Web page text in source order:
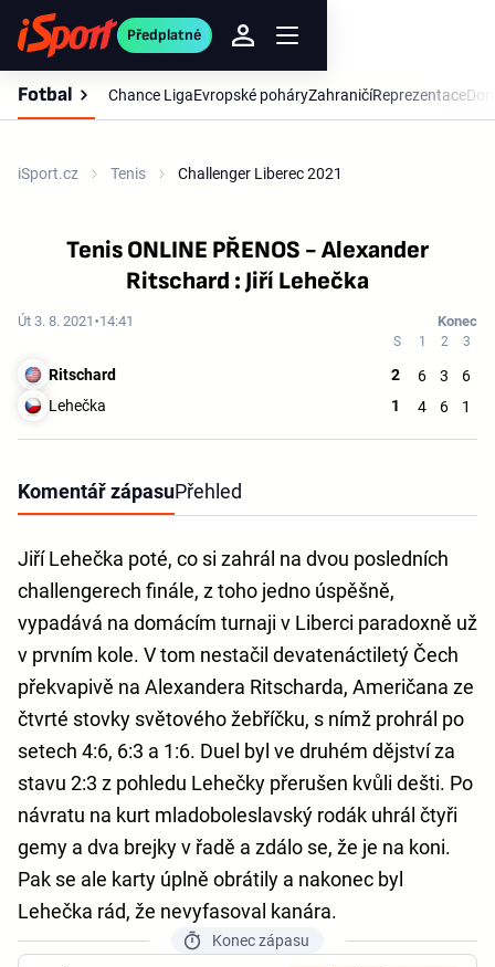
Předplatné
Fotbal Chance LigaEvropské poháryZahraničíReprezentace
iSport.cz Tenis Challenger Liberec 2021
Tenis ONLINE PŘENOS - Alexander
Ritschard : Jiří Lehečka
Út 3. 8. 2021 14:41 Konec
Ritschard 2 6 3
6
Lehečka
1 4 6 1
Komentář zápasuPřehled
Jiří Lehečka poté, co si zahrál na dvou posledních
challengerech finále, z toho jedno úspěšně,
vypadává na domácím turnaji v Liberci paradoxně už
v prvním kole. V tom nestačil devatenáctiletý Čech
překvapivě na Alexandera Ritscharda, Američana ze
čtvrté stovky světového žebříčku, s nímž prohrál po
setech 4:6, 6:3 a 1:6. Duel byl ve druhém dějství za
stavu 2:3 z pohledu Lehečky přerušen kvůli dešti. Po
návratu na kurt mladoboleslavský rodák uhrál čtyři
gemy a dva brejky v řadě a zdálo se, že je na koni.
Pak se ale karty úplně obrátily a nakonec byl
Lehečka rád, že nevyfasoval kanára.
Konec zápasu